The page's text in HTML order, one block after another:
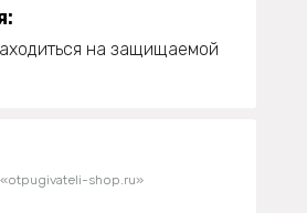
на защищаемой
«otpugivateli-shop.ru»